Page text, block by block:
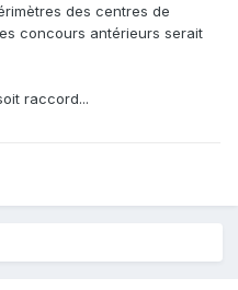
des centres de
concours antérieurs serait
raccord...